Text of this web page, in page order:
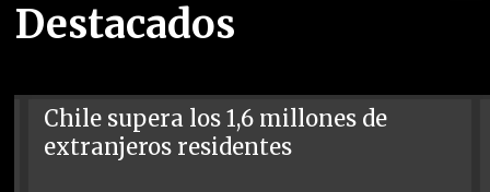
Destacados
Chile supera los 1,6 millones de
extranjeros residentes